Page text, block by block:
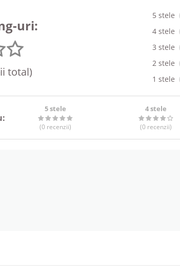
uri:
total)
5 stele
4 stele
3 stele
2 stele
1 stele
5 stele
(0 recenzii)
4 stele
(0 recenzii)